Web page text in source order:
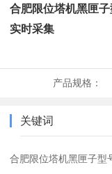
合肥限位塔机黑匣
实时采集
产品规格：
关键词
合肥限位塔机黑匣子型